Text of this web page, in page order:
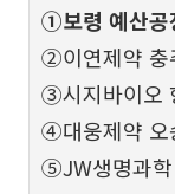
①보령 예산공
②이연제약 충
③시지바이오
④대웅제약 오
⑤JW생명과학